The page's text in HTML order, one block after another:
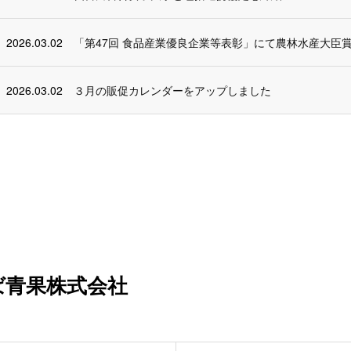
2026.03.02 「第47回 食品産業優良企業等表彰」にて農林水産大臣
2026.03.02 ３月の販促カレンダーをアップしました
果株式会社